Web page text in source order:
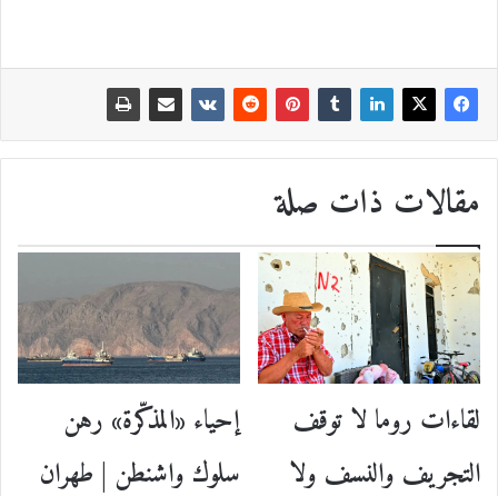
مقالات ذات صلة
لقاءات روما لا توقف
التجريف والنسف ولا
إحياء «المذكّرة» رهن
سلوك واشنطن | طهران